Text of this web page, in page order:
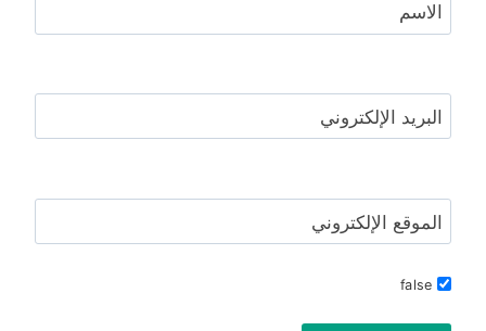
الاسم
البريد الإلكتروني
الموقع الإلكتروني
false